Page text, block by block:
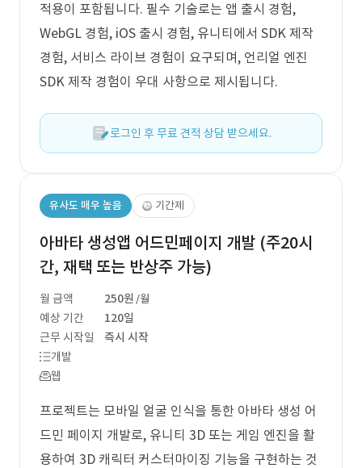
적용이 포함됩니다. 필수 기술로는 앱 출시 경험,
WebGL 경험, iOS 출시 경험, 유니티에서 SDK 제작
경험, 서비스 라이브 경험이 요구되며, 언리얼 엔진
SDK 제작 경험이 우대 사항으로 제시됩니다.
로그인 후 무료 견적 상담 받으세요.
유사도 매우 높음 기간제
아바타 생성앱 어드민페이지 개발 (주20시
간, 재택 또는 반상주 가능)
월 금액 250원 /월
예상 기간
120일
근무 시작일
즉시 시작
개발
웹
프로젝트는 모바일 얼굴 인식을 통한 아바타 생성 어
드민 페이지 개발로, 유니티 3D 또는 게임 엔진을 활
용하여 3D 캐릭터 커스터마이징 기능을 구현하는 것